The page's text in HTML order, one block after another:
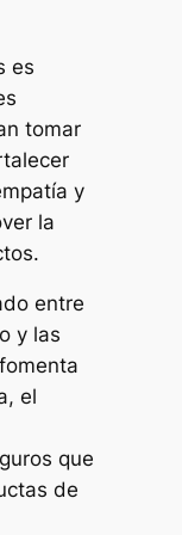
es
tomar
y
la
entre
y las
el
que
de